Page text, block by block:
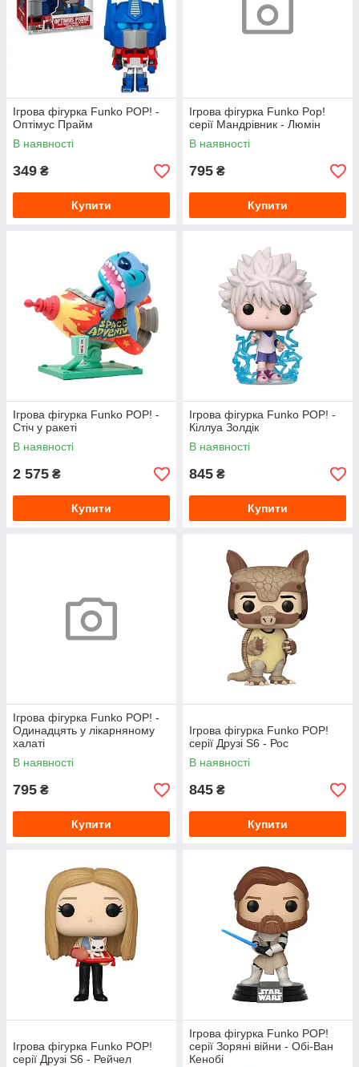
Ігрова фігурка Funko POP! -
Оптімус Прайм
В наявності
349 ₴
Купити
Ігрова фігурка Funko Pop!
серії Мандрівник - Люмін
В наявності
795 ₴
Купити
Ігрова фігурка Funko POP! -
Стіч у ракеті
В наявності
2 575 ₴
Купити
Ігрова фігурка Funko POP! -
Кіллуа Золдік
В наявності
845 ₴
Купити
Ігрова фігурка Funko POP! -
Одинадцять у лікарняному
халаті
В наявності
795 ₴
Купити
Ігрова фігурка Funko POP!
серії Друзі S6 - Рос
В наявності
845 ₴
Купити
Ігрова фігурка Funko POP!
серії Друзі S6 - Рейчел
Ігрова фігурка Funko POP!
cерії Зоряні війни - Обі-Ван
Кенобі